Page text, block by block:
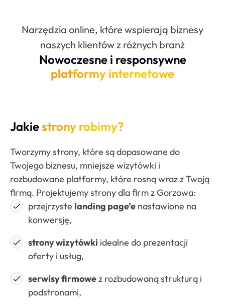
Narzędzia online, które wspierają biznesy
naszych klientów z różnych branż
Nowoczesne i responsywne
platformy internetowe
Jakiestrony robimy?
Tworzymy strony, które są dopasowane do
Twojego biznesu, mniejsze wizytówki i
rozbudowane platformy, które rosną wraz z Twoją
firmą. Projektujemy strony dla firm z Gorzowa:
przejrzyste landing page’e nastawione na
konwersję,
strony wizytówki idealne do prezentacji
oferty i usług,
serwisy firmowez rozbudowaną strukturą i
podstronami,